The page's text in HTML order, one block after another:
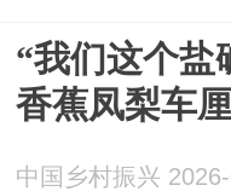
“我们这个盐
香蕉凤梨车
中国乡村振兴